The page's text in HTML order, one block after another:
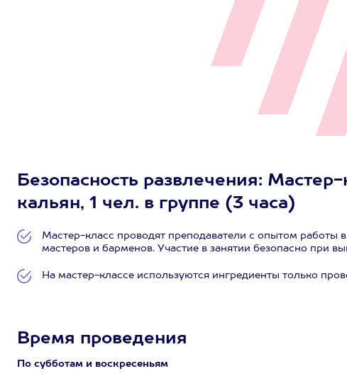
Безопасность развлечения:
кальян, 1 чел. в группе (3 часа)
Мастер-класс проводят преподаватели с опытом работы
мастеров и барменов. Участие в занятии безопасно при
На мастер-классе используются ингредиенты только
Время проведения
По субботам и воскресеньям